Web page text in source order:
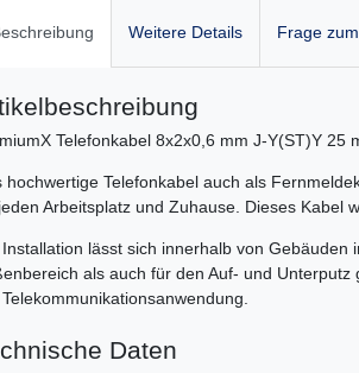
Weitere Details Frage
Telefonkabel 8x2x0,6 mm J-Y(ST)Y 25
hochwertige Telefonkabel auch als
Arbeitsplatz und Zuhause. Dieses Kabel
Installation lässt sich innerhalb von
als auch für den Auf- und
Daten